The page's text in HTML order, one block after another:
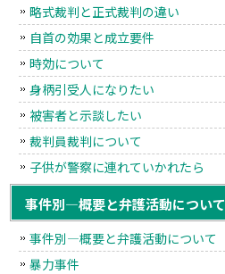
略式裁判と正式裁判の違い
自首の効果と成立要件
時効について
身柄引受人になりたい
被害者と示談したい
裁判員裁判について
子供が警察に連れていかれたら
事件別―概要と弁護活動について
事件別―概要と弁護活動について
暴力事件